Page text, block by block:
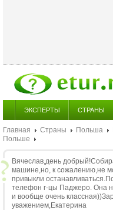
ЭКСПЕРТЫ СТРАНЫ
Главная Страны Польша
Польше
Вячеслав,день
машине,но, к сожалению,не
привыкли
телефон г-цы Паджеро. Она
и вообще очень
уважением,Екатерина